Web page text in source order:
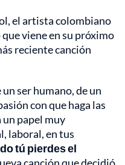
el artista colombiano
viene en su próximo
reciente canción
ser humano, de un
con que haga las
un papel muy
laboral, en tus
tú pierdes el